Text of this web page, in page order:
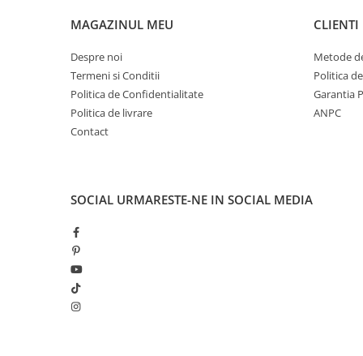
MAGAZINUL MEU
Despre noi
Termeni si Conditii
Politica de Confidentialitate
Politica de livrare
Contact
CLIENTI
Metode
Politica
Garantia
ANPC
SOCIAL URMARESTE-NE IN SOCIAL MEDIA